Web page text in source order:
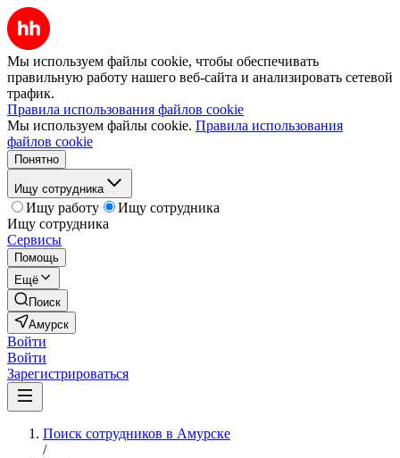
Мы используем файлы cookie, чтобы обеспечивать
правильную работу нашего веб-сайта и анализировать сетевой
трафик.
Правила использования файлов cookie
Мы используем файлы cookie. Правила использования
файлов cookie
Понятно
Ищу сотрудника
Ищу работу
Ищу сотрудника
Ищу сотрудника
Сервисы
Помощь
Ещё
Поиск
Амурск
Войти
Войти
Зарегистрироваться
Поиск сотрудников в Амурске
/